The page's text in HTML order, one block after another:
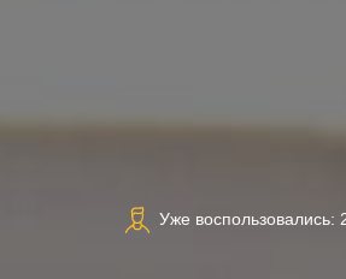
Уже воспользовались: